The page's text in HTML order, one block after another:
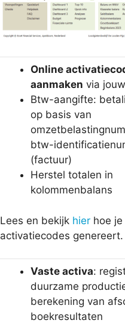
Online
aanmaken via
Btw-aangifte:
op basis van
btw-
(factuur)
Herstel totalen in
kolommenbalans
Lees en bekijk hier hoe
activatiecodes genereert.
Vaste activa:
duurzame
berekening van
boekresultaten